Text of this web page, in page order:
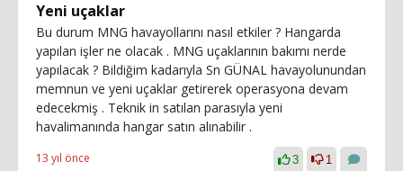
Yeni uçaklar
Bu durum MNG havayollarını nasıl etkiler ? Hangarda
yapılan işler ne olacak . MNG uçaklarının bakımı nerde
yapılacak ? Bildiğim kadarıyla Sn GÜNAL havayolunundan
memnun ve yeni uçaklar getirerek operasyona devam
edecekmiş . Teknik in satılan parasıyla yeni
havalimanında hangar satın alınabilir .
13 yıl önce 3 1